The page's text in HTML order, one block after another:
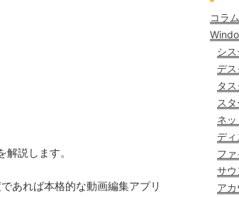
説します。
あれば本格的な動画編集アプリ
コラム
シス
デ
タ
ス
ネ
ディ
フ
サウ
アカ